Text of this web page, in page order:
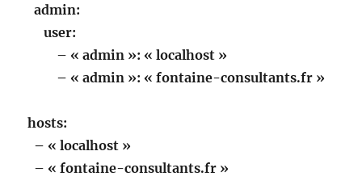
admin:
user:
– « admin »: « localhost »
– « admin »: « fontaine-consultants.fr »
hosts:
– « localhost »
– « fontaine-consultants.fr »